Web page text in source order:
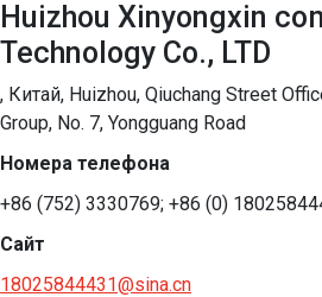
Huizhou Xinyongxin
Technology Co., LTD
, Китай, Huizhou, Qiuchang Street
Group, No. 7, Yongguang Road
Номера телефона
+86 (752) 3330769; +86 (0)
Сайт
18025844431@sina.cn